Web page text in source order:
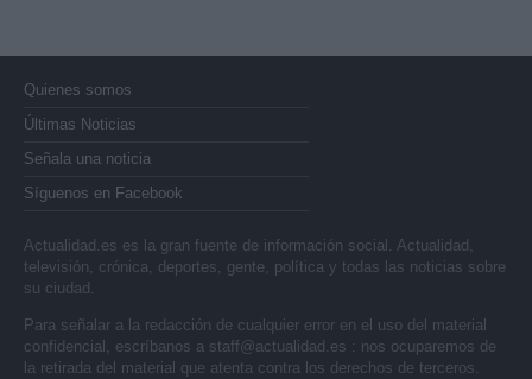
Quienes somos
Últimas Noticias
Señala una noticia
Síguenos en Facebook
Actualidad.es es la gran fuente de información social. Actualidad,
televisión, crónica, deportes, gente, política y todas las noticias sobre
su ciudad.
Para señalar a la redacción de cualquier error en el uso del material
confidencial, escríbanos a staff@actualidad.es : nos ocuparemos de
la retirada del material que atenta contra los derechos de terceros.